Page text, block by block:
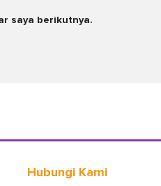
saya berikutnya.
Hubungi Kami